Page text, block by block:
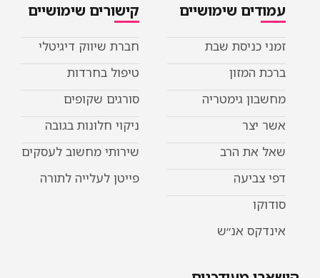
עמודים שימושיים
זמני כניסת שבת
ברכת המזון
מחשבון גימטריה
אשר יצר
שאל את הרב
דפי צביעה
סודוקו
אינדקס אנ״ש
קישורים שימושיים
חברת שיווק דיגיטלי
טיפול בחרדות
סורגים שקופים
ניקוי חלונות בגובה
שירותי מחשוב לעסקים
פייטן לעלייה לתורה